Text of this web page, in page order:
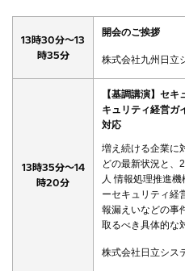
13時30分～13
時35分
開会のご挨拶
株式会社九州日立
13時35分～14
時20分
【基調講演】セ
キュリティ経営ガ
対応
増え続ける企業に
どの最新状況と、
人 情報処理推進
ーセキュリティ経
報漏えいなどの事
取るべき具体的な
株式会社日立シス